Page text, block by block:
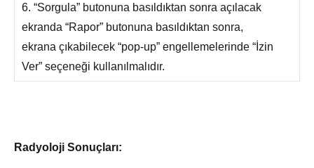
6. “Sorgula” butonuna basıldıktan sonra açılacak
ekranda “Rapor” butonuna basıldıktan sonra,
ekrana çıkabilecek “pop-up” engellemelerinde “İzin
Ver” seçeneği kullanılmalıdır.
Radyoloji Sonuçları: